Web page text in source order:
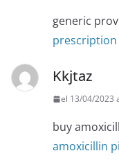
generic
prescription
Kkjtaz
el 13/04/2023
buy
amoxicillin